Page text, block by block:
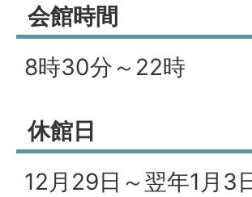
会館時間
8時30分～22時
休館日
12月29日～翌年1月3